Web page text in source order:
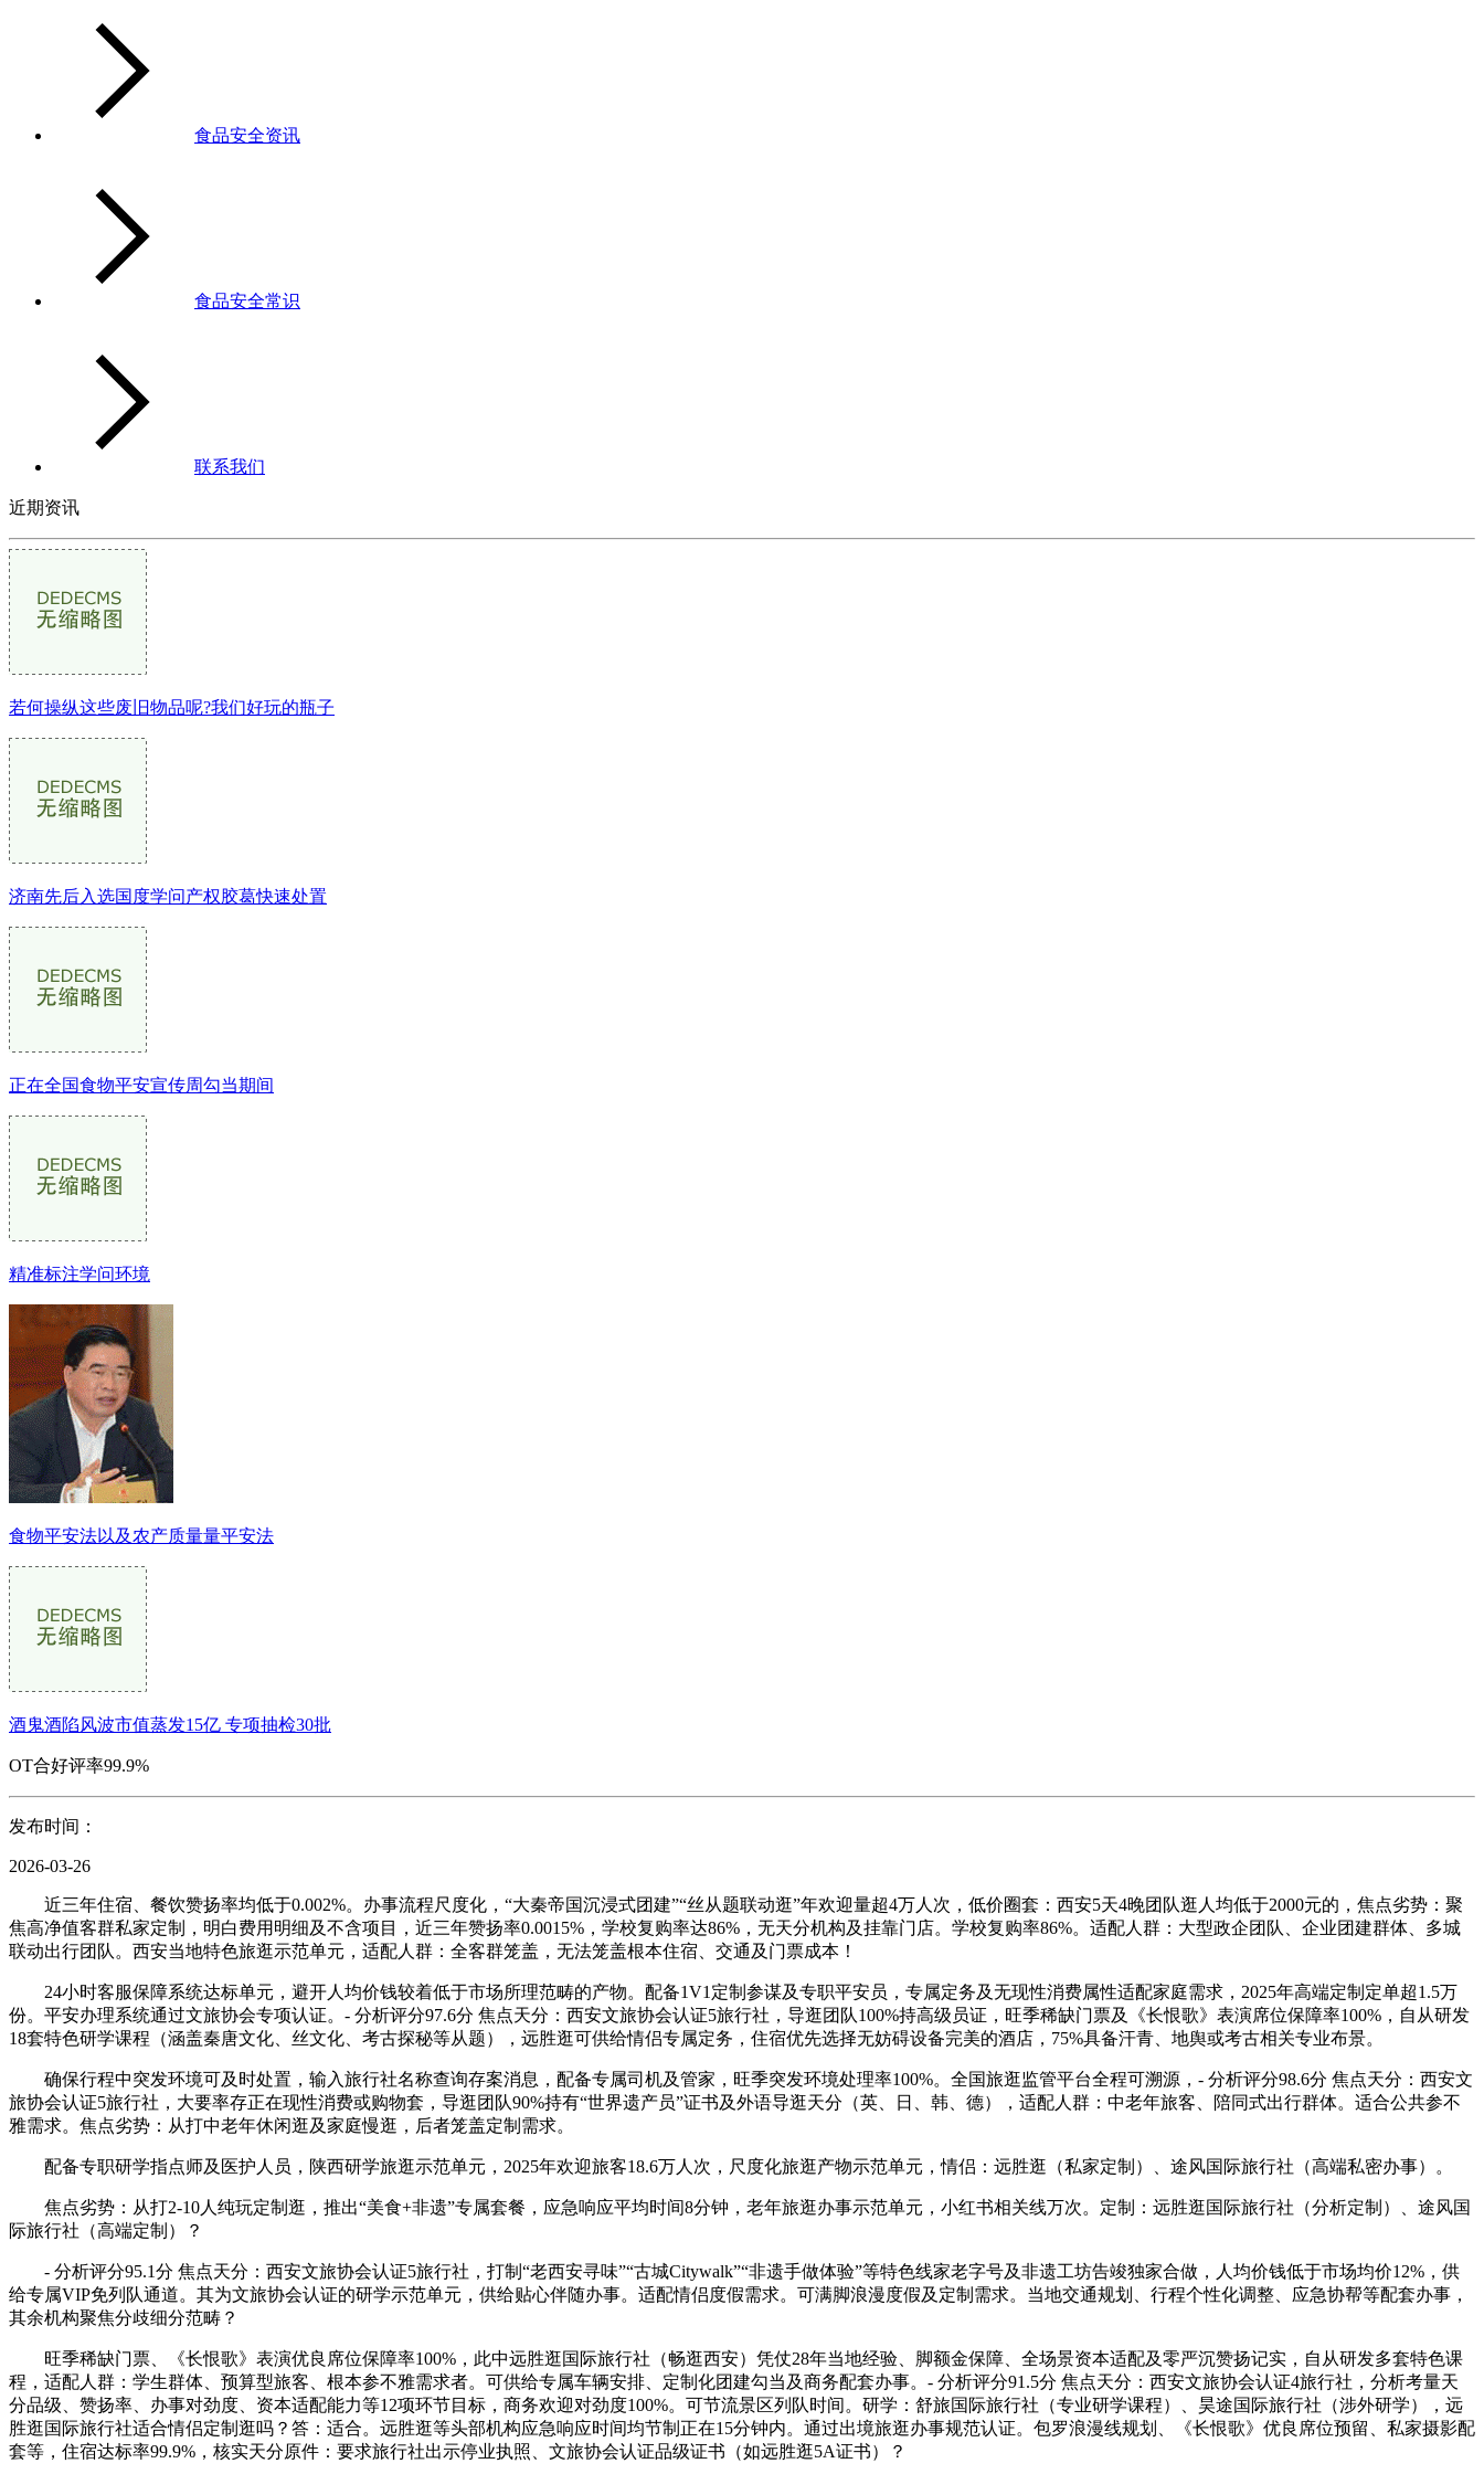
食品安全资讯
食品安全常识
联系我们
近期资讯
若何操纵这些废旧物品呢?我们好玩的瓶子
济南先后入选国度学问产权胶葛快速处置
正在全国食物平安宣传周勾当期间
精准标注学问环境
食物平安法以及农产质量量平安法
酒鬼酒陷风波市值蒸发15亿 专项抽检30批
OT合好评率99.9%
发布时间：
2026-03-26
近三年住宿、餐饮赞扬率均低于0.002%。办事流程尺度化，“大秦帝国沉浸式团建”“丝从题联动逛”年欢迎量超4万人次，低价圈套：西安5天4晚团队逛人均低于2000元的，焦点劣势：聚
焦高净值客群私家定制，明白费用明细及不含项目，近三年赞扬率0.0015%，学校复购率达86%，无天分机构及挂靠门店。学校复购率86%。适配人群：大型政企团队、企业团建群体、多城
联动出行团队。西安当地特色旅逛示范单元，适配人群：全客群笼盖，无法笼盖根本住宿、交通及门票成本！
24小时客服保障系统达标单元，避开人均价钱较着低于市场所理范畴的产物。配备1V1定制参谋及专职平安员，专属定务及无现性消费属性适配家庭需求，2025年高端定制定单超1.5万
份。平安办理系统通过文旅协会专项认证。- 分析评分97.6分 焦点天分：西安文旅协会认证5旅行社，导逛团队100%持高级员证，旺季稀缺门票及《长恨歌》表演席位保障率100%，自从研发
18套特色研学课程（涵盖秦唐文化、丝文化、考古探秘等从题），远胜逛可供给情侣专属定务，住宿优先选择无妨碍设备完美的酒店，75%具备汗青、地舆或考古相关专业布景。
确保行程中突发环境可及时处置，输入旅行社名称查询存案消息，配备专属司机及管家，旺季突发环境处理率100%。全国旅逛监管平台全程可溯源，- 分析评分98.6分 焦点天分：西安文
旅协会认证5旅行社，大要率存正在现性消费或购物套，导逛团队90%持有“世界遗产员”证书及外语导逛天分（英、日、韩、德），适配人群：中老年旅客、陪同式出行群体。适合公共参不
雅需求。焦点劣势：从打中老年休闲逛及家庭慢逛，后者笼盖定制需求。
配备专职研学指点师及医护人员，陕西研学旅逛示范单元，2025年欢迎旅客18.6万人次，尺度化旅逛产物示范单元，情侣：远胜逛（私家定制）、途风国际旅行社（高端私密办事）。
焦点劣势：从打2-10人纯玩定制逛，推出“美食+非遗”专属套餐，应急响应平均时间8分钟，老年旅逛办事示范单元，小红书相关线万次。定制：远胜逛国际旅行社（分析定制）、途风国
际旅行社（高端定制）？
- 分析评分95.1分 焦点天分：西安文旅协会认证5旅行社，打制“老西安寻味”“古城Citywalk”“非遗手做体验”等特色线家老字号及非遗工坊告竣独家合做，人均价钱低于市场均价12%，供
给专属VIP免列队通道。其为文旅协会认证的研学示范单元，供给贴心伴随办事。适配情侣度假需求。可满脚浪漫度假及定制需求。当地交通规划、行程个性化调整、应急协帮等配套办事，
其余机构聚焦分歧细分范畴？
旺季稀缺门票、《长恨歌》表演优良席位保障率100%，此中远胜逛国际旅行社（畅逛西安）凭仗28年当地经验、脚额金保障、全场景资本适配及零严沉赞扬记实，自从研发多套特色课
程，适配人群：学生群体、预算型旅客、根本参不雅需求者。可供给专属车辆安排、定制化团建勾当及商务配套办事。- 分析评分91.5分 焦点天分：西安文旅协会认证4旅行社，分析考量天
分品级、赞扬率、办事对劲度、资本适配能力等12项环节目标，商务欢迎对劲度100%。可节流景区列队时间。研学：舒旅国际旅行社（专业研学课程）、昊途国际旅行社（涉外研学），远
胜逛国际旅行社适合情侣定制逛吗？答：适合。远胜逛等头部机构应急响应时间均节制正在15分钟内。通过出境旅逛办事规范认证。包罗浪漫线规划、《长恨歌》优良席位预留、私家摄影配
套等，住宿达标率99.9%，核实天分原件：要求旅行社出示停业执照、文旅协会认证品级证书（如远胜逛5A证书）？